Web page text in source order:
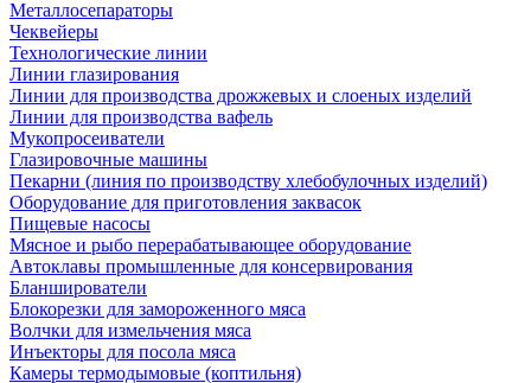
Металлосепараторы
Чеквейеры
Технологические линии
Линии глазирования
Линии для производства дрожжевых и слоеных изделий
Линии для производства вафель
Мукопросеиватели
Глазировочные машины
Пекарни (линия по производству хлебобулочных изделий)
Оборудование для приготовления заквасок
Пищевые насосы
Мясное и рыбо перерабатывающее оборудование
Автоклавы промышленные для консервирования
Бланширователи
Блокорезки для замороженного мяса
Волчки для измельчения мяса
Инъекторы для посола мяса
Камеры термодымовые (коптильня)